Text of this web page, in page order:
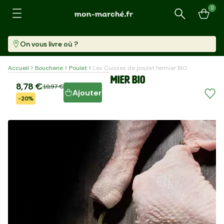
Recherche
0
On vous livre où ?
Accueil Boucherie Poulet Les Cuisses de poulet fermier BIO
Les Cuisses de poulet fermier BIO
2 Pièces (530 G) 16,55 €/kg
8,78 €10,97 €
-20%
Ajouter